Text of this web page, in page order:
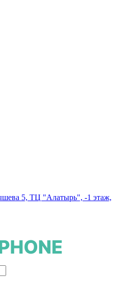
5, ТЦ "Алатырь", -1 этаж,